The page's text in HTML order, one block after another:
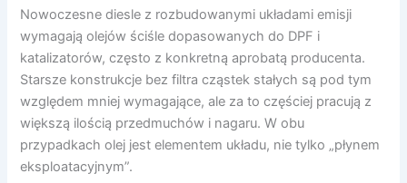
Nowoczesne diesle z rozbudowanymi układami emisji
wymagają olejów ściśle dopasowanych do DPF i
katalizatorów, często z konkretną aprobatą producenta.
Starsze konstrukcje bez filtra cząstek stałych są pod tym
względem mniej wymagające, ale za to częściej pracują z
większą ilością przedmuchów i nagaru. W obu
przypadkach olej jest elementem układu, nie tylko „płynem
eksploatacyjnym”.